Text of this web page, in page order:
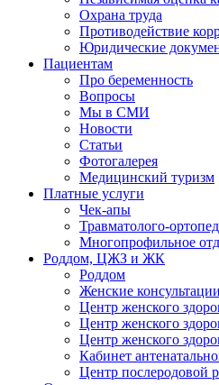
Охрана труда
Противодействие
Юридические
Пациентам
Про беременность
Вопросы
Мы в СМИ
Новости
Статьи
Фотогалерея
Медицинский туризм
Платные услуги
Чек-апы
Травматолого-
Многопрофильное
Роддом, ЦЖЗ и ЖК
Роддом
Женские консультации
Центр женского
Центр женского
Центр женского
Кабинет
Центр послеродовой